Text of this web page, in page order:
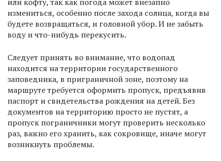
измениться, особенно после захода солнца, когда вы
будете возвращаться, и головной убор. И не забыть
воду и что-нибудь перекусить.
Следует принять во внимание, что водопад
находится на территории государственного
заповедника, в приграничной зоне, поэтому на
маршруте требуется оформить пропуск, предъявив
паспорт и свидетельства рождения на детей. Без
документов на территорию просто не пустят, а
пропуск пограничники могут проверить несколько
раз, важно его хранить, как сокровище, иначе могут
возникнуть проблемы.